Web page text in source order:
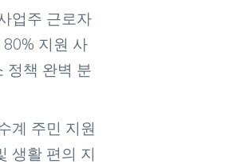
업주 근로자
지원 사
정책 완벽 분
계 주민 지원
생활 편의 지